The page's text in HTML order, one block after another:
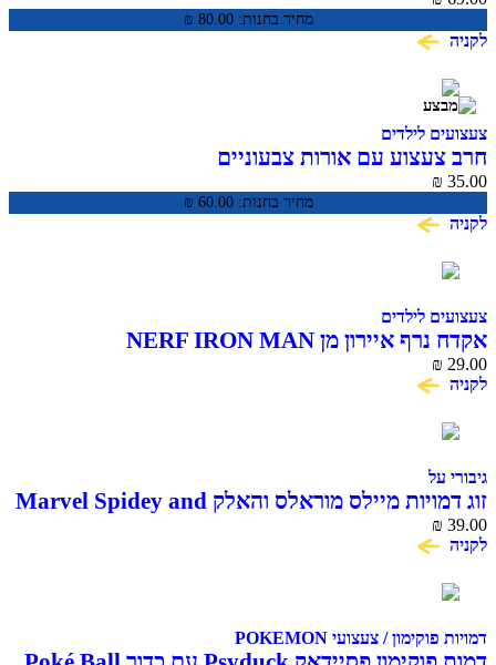
מחיר בחנות: ₪ 80.00
לקניה
צעצועים לילדים
חרב צעצוע עם אורות צבעוניים
מחיר בחנות: ₪ 60.00
₪ 35.00
לקניה
צעצועים לילדים
אקדח נרף איירון מן NERF IRON MAN
₪ 29.00
לקניה
גיבורי על
זוג דמויות מיילס מוראלס והאלק Marvel Spidey and
His Amazing Friends
₪ 39.00
לקניה
דמויות פוקימון / צעצועי POKEMON